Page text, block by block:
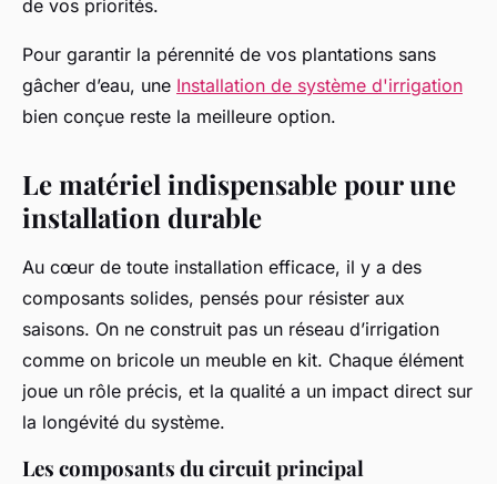
de vos priorités.
Pour garantir la pérennité de vos plantations sans
gâcher d’eau, une Installation de système d'irrigation
bien conçue reste la meilleure option.
Le matériel indispensable pour une
installation durable
Au cœur de toute installation efficace, il y a des
composants solides, pensés pour résister aux
saisons. On ne construit pas un réseau d’irrigation
comme on bricole un meuble en kit. Chaque élément
joue un rôle précis, et la qualité a un impact direct sur
la longévité du système.
Les composants du circuit principal